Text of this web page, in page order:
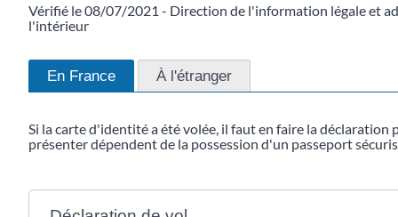
Vérifié le 08/07/2021 - Direction de l'information légale et
l'intérieur
En France À l'étranger
Si la carte d'identité a été volée, il faut en faire la
présenter dépendent de la possession d'un passeport